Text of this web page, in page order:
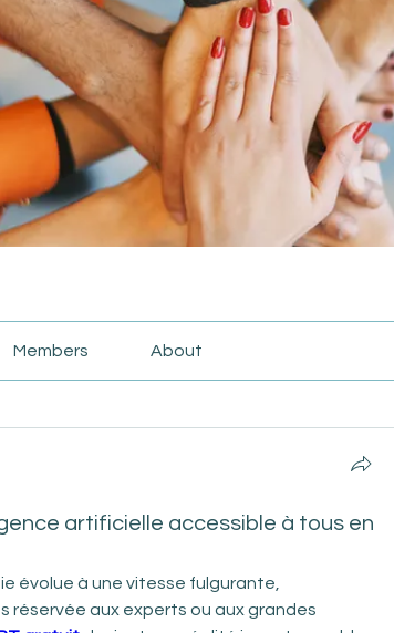
Members About
artificielle accessible à tous en
évolue à une vitesse fulgurante,
réservée aux experts ou aux grandes